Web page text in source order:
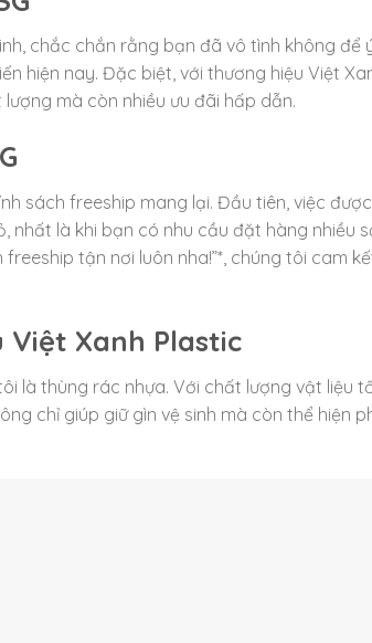
chắc chắn rằng bạn đã vô tình không để
hiện nay. Đặc biệt, với thương hiệu Việt
mà còn nhiều ưu đãi hấp dẫn.
sách freeship mang lại. Đầu tiên, việc
nhất là khi bạn có nhu cầu đặt hàng nhiều
tận nơi luôn nha!”*, chúng tôi cam
Xanh Plastic
là thùng rác nhựa. Với chất lượng vật liệu
chỉ giúp giữ gìn vệ sinh mà còn thể hiện